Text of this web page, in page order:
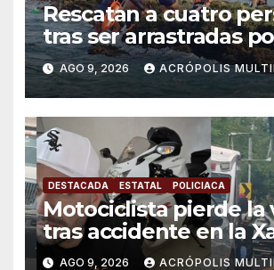
Rescatan a cuatro
tras ser arrastradas
en Chachalacas
AGO 9, 2026 ACRÓPOLIS
DESTACADA ESTATAL POLICIACA
Motociclista pierde la
tras accidente en la
Veracruz
AGO 9, 2026 ACRÓPOLIS